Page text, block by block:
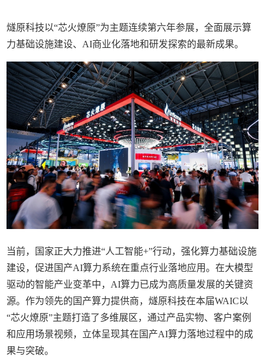
燧原科技以“芯火燎原”为主题连续第六年参展，全面展示算
力基础设施建设、AI商业化落地和研发探索的最新成果。
当前，国家正大力推进“人工智能+”行动，强化算力基础设施
建设，促进国产AI算力系统在重点行业落地应用。在大模型
驱动的智能产业变革中，AI算力已成为高质量发展的关键资
源。作为领先的国产算力提供商，燧原科技在本届WAIC以
“芯火燎原”主题打造了多维展区，通过产品实物、客户案例
和应用场景视频，立体呈现其在国产AI算力落地过程中的成
果与突破。